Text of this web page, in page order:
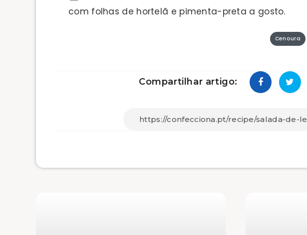
com folhas de hortelã e pimenta-preta a gosto.
Cenoura
Compartilhar artigo: